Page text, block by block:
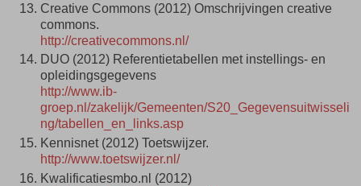
Creative Commons (2012) Omschrijvingen creative
commons.
http://creativecommons.nl/
DUO (2012) Referentietabellen met instellings- en
opleidingsgegevens
http://www.ib-
groep.nl/zakelijk/Gemeenten/S20_Gegevensuitwisseli
ng/tabellen_en_links.asp
Kennisnet (2012) Toetswijzer.
http://www.toetswijzer.nl/
Kwalificatiesmbo.nl (2012)